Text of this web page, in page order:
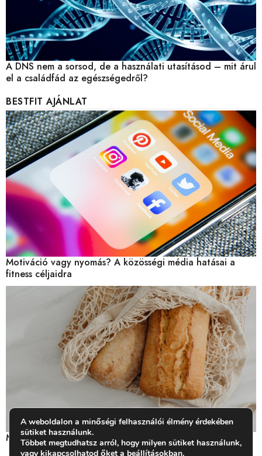
A DNS nem a sorsod, de a használati utasításod – mit árul
el a családfád az egészségedről?
BESTFIT AJÁNLAT
Motiváció vagy nyomás? A közösségi média hatásai a
fitness céljaidra
Miben van glutén? Mit jelent a gluténérzékenység?
A weboldalon a minőségi felhasználói élmény érdekében
sütiket használunk.
Többet megtudhatsz arról, hogy milyen sütiket használunk,
vagy kikapcsolhatod őket a beállításokban.